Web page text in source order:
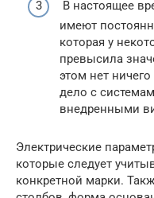
В настоящее
имеют
которая у
превысила
этом нет
дело с
внедренными
Электрические
которые следует
конкретной марки.